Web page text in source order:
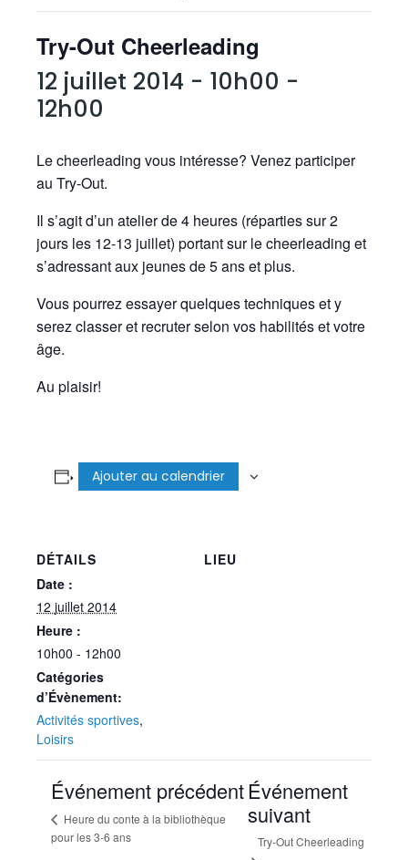
Try-Out Cheerleading
12 juillet 2014 - 10h00 -
12h00
Le cheerleading vous intéresse? Venez participer
au Try-Out.
Il s’agit d’un atelier de 4 heures (réparties sur 2
jours les 12-13 juillet) portant sur le cheerleading et
s’adressant aux jeunes de 5 ans et plus.
Vous pourrez essayer quelques techniques et y
serez classer et recruter selon vos habilités et votre
âge.
Au plaisir!
Ajouter au calendrier
DÉTAILS
Date :
12 juillet 2014
Heure :
10h00 - 12h00
Catégories
d’Évènement:
Activités sportives,
Loisirs
LIEU
Événement précédent
Heure du conte à la bibliothèque
pour les 3-6 ans
Événement
suivant
Try-Out Cheerleading